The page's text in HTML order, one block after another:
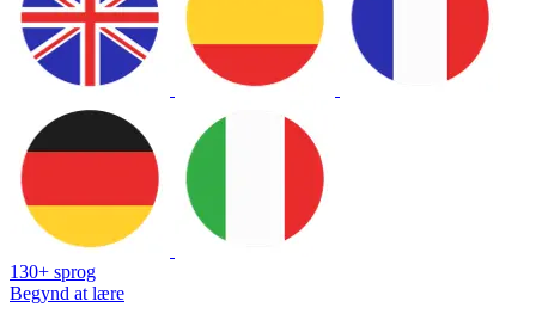
130+ sprog
Begynd at lære